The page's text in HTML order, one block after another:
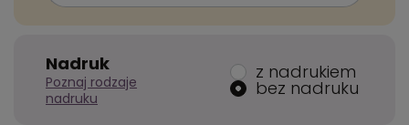
Nadruk
Poznaj rodzaje
nadruku
z nadrukiem
bez nadruku